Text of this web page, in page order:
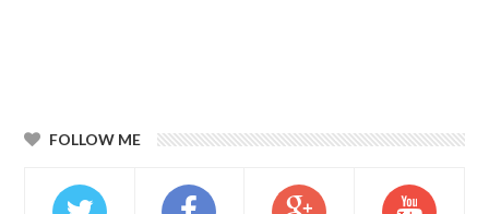
FOLLOW ME